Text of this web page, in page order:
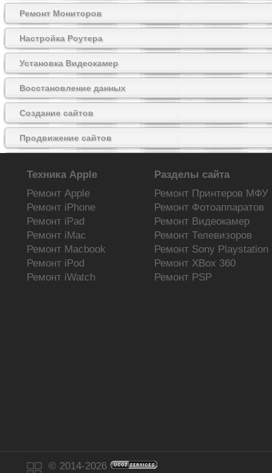
Ремонт Мониторов
Настройка Роутера
Установка Видеокамер
Восстановление данных
Создание сайтов
Продвижение сайтов
Новости сайта
Компьютерная помощь
Ремонт самостоятельно
Техника Apple
Ремонт Apple
Ремонт iPhone
Ремонт iPad
Ремонт iMac
Ремонт Macbook
Ремонт iPod
Ремонт iWatch
Разделы сайта
Ремонт Принтеров МФУ
Ремонт Фотоаппаратов
Ремонт Видеокамер
Ремонт Телевизоров
Ремонт Sony Playstation
Ремонт XBox 360
Ремонт PSP
© 2014-2026